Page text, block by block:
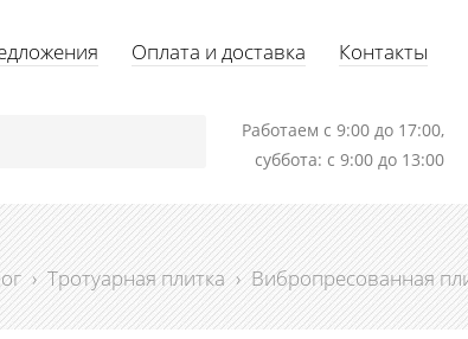
Оплата и доставка Контакты
Работаем c 9:00 до 17:00,
суббота: с 9:00 до 13:00
› Тротуарная плитка › Вибропресованная